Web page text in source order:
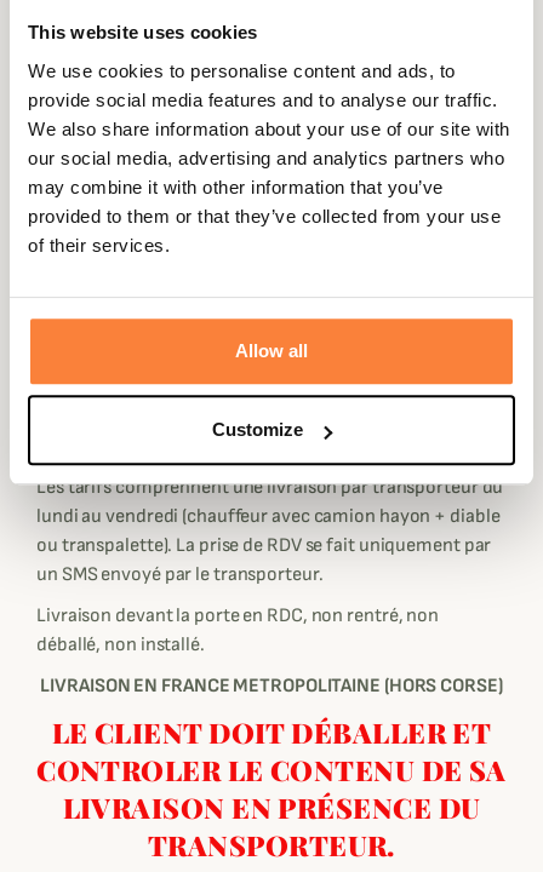
This website uses cookies
We use cookies to personalise content and ads, to
provide social media features and to analyse our traffic.
We also share information about your use of our site with
our social media, advertising and analytics partners who
may combine it with other information that you’ve
provided to them or that they’ve collected from your use
of their services.
Allow all
Customize
Compartiment intérieur sécurisé
DIMENSIONS : (hauteur x largeur x profondeur en cm)
Extérieures : 148 x 35 x 33
Utiles espace armes : 131 x 33,5 x 25,5
Utiles coffre intérieur : 16 x 34,5 x 21,5
Poids : 53 kg
Les coffres INFAC sont garantis 2 ans, la serrure
est garantie 1 an.
En cas de perte des clés sur un coffre homologué aux
normes anti effraction, Champgrand vous invite à la
réception du coffre à noter et garder précieusement le
numéro noté sur la clé qui vous sera demandée.
Les tarifs comprennent une livraison par transporteur du
lundi au vendredi (chauffeur avec camion hayon + diable
ou transpalette). La prise de RDV se fait uniquement par
un SMS envoyé par le transporteur.
Livraison devant la porte en RDC, non rentré, non
déballé, non installé.
LIVRAISON EN FRANCE METROPOLITAINE (HORS CORSE)
LE CLIENT DOIT DÉBALLER ET
CONTROLER LE CONTENU DE SA
LIVRAISON EN PRÉSENCE DU
TRANSPORTEUR.